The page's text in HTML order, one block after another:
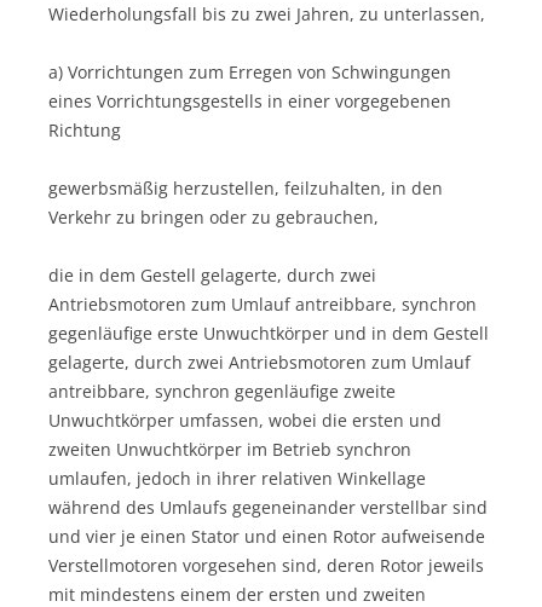
Wiederholungsfall bis zu zwei Jahren, zu unterlassen,
a) Vorrichtungen zum Erregen von Schwingungen
eines Vorrichtungsgestells in einer vorgegebenen
Richtung
gewerbsmäßig herzustellen, feilzuhalten, in den
Verkehr zu bringen oder zu gebrauchen,
die in dem Gestell gelagerte, durch zwei
Antriebsmotoren zum Umlauf antreibbare, synchron
gegenläufige erste Unwuchtkörper und in dem Gestell
gelagerte, durch zwei Antriebsmotoren zum Umlauf
antreibbare, synchron gegenläufige zweite
Unwuchtkörper umfassen, wobei die ersten und
zweiten Unwuchtkörper im Betrieb synchron
umlaufen, jedoch in ihrer relativen Winkellage
während des Umlaufs gegeneinander verstellbar sind
und vier je einen Stator und einen Rotor aufweisende
Verstellmotoren vorgesehen sind, deren Rotor jeweils
mit mindestens einem der ersten und zweiten